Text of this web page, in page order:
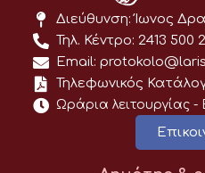
Διεύθυνση: Ίωνος
Τηλ. Κέντρο: 2413 500
Email:
Τηλεφωνικός
Ωράρια λειτουργίας -